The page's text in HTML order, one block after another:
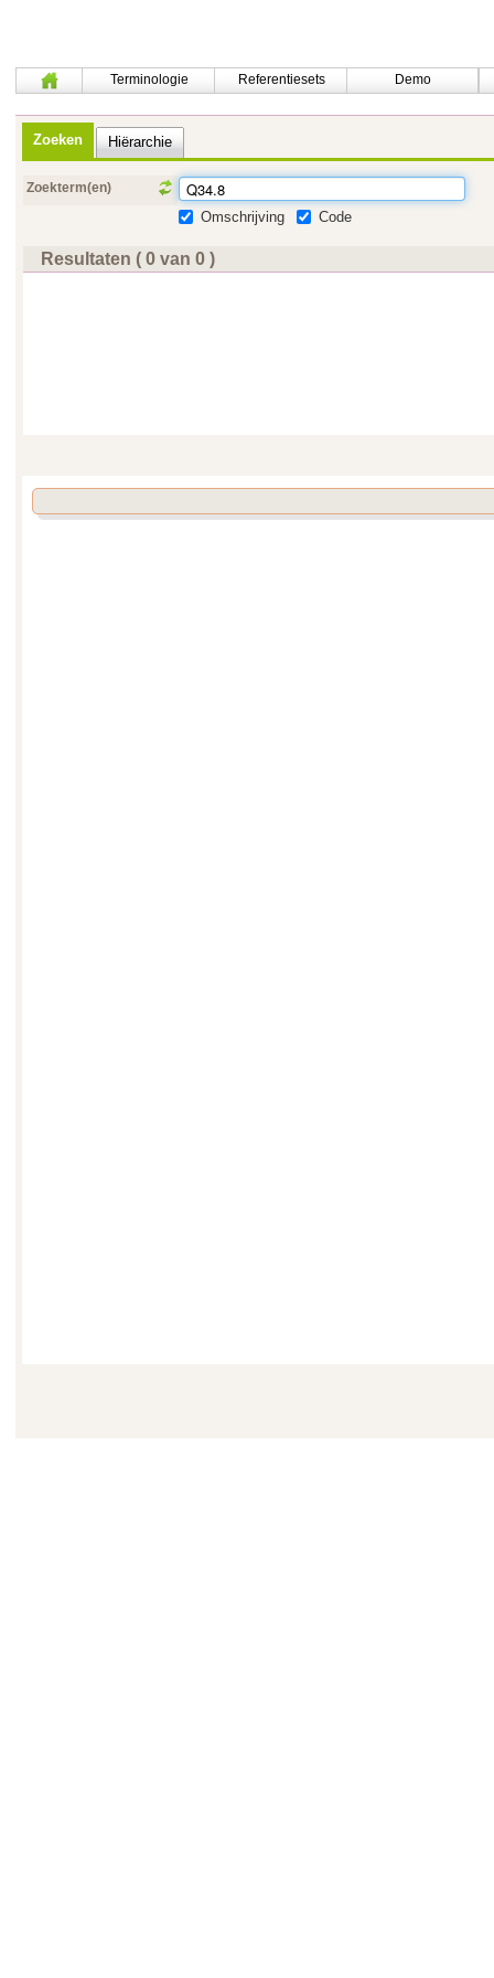
Terminologie Referentiesets Demo
Zoeken Hiërarchie
Zoekterm(en)
Omschrijving Code
Resultaten ( 0 van 0 )